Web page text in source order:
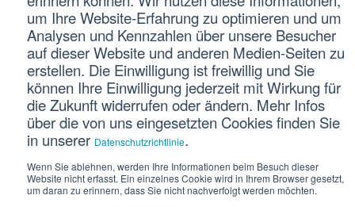
um Ihre Website-Erfahrung zu optimieren und um
Analysen und Kennzahlen über unsere Besucher
auf dieser Website und anderen Medien-Seiten zu
erstellen. Die Einwilligung ist freiwillig und Sie
können Ihre Einwilligung jederzeit mit Wirkung für
die Zukunft widerrufen oder ändern. Mehr Infos
über die von uns eingesetzten Cookies finden Sie
in unserer Datenschutzrichtlinie.
Wenn Sie ablehnen, werden Ihre Informationen beim Besuch dieser
Website nicht erfasst. Ein einzelnes Cookie wird in Ihrem Browser gesetzt,
um daran zu erinnern, dass Sie nicht nachverfolgt werden möchten.
1. Die 5 großen Trends
Cloud, Automatisierung, Internet of Things, Big
Data, Virtual Reality. Die Liste der Buzzwords zum
Thema Digitalisierungstrends in der
Immobilienbranche ließe sich endlos fortführen.
Doch auf welche Trends sollten
Wohnungsverwaltungen ihr Augenmerk richten?